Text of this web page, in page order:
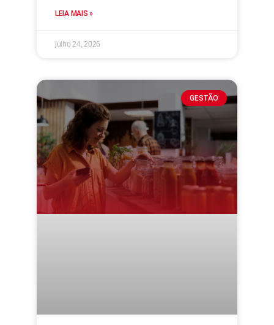
LEIA MAIS »
julho 24, 2026
GESTÃO